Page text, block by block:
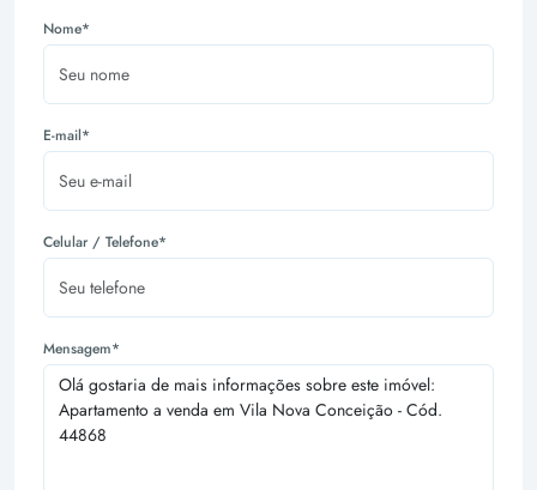
Nome*
E-mail*
Celular / Telefone*
Mensagem*